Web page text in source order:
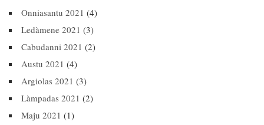
Onniasantu 2021 (4)
Ledàmene 2021 (3)
Cabudanni 2021 (2)
Austu 2021 (4)
Argiolas 2021 (3)
Làmpadas 2021 (2)
Maju 2021 (1)